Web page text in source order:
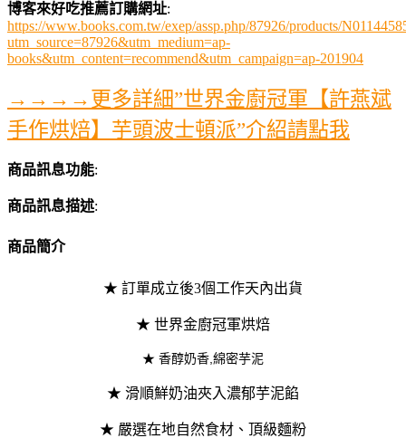
博客來好吃推薦訂購網址:
https://www.books.com.tw/exep/assp.php/87926/products/
utm_source=87926&utm_medium=ap-
books&utm_content=recommend&utm_campaign=ap-201904
→→→→更多詳細”世界金廚冠軍【許燕斌
手作烘焙】芋頭波士頓派”介紹請點我
商品訊息功能:
商品訊息描述:
商品簡介
★ 訂單成立後3個工作天內出貨
★ 世界金廚冠軍烘焙
★ 香醇奶香,綿密芋泥
★ 滑順鮮奶油夾入濃郁芋泥餡
★ 嚴選在地自然食材、頂級麵粉